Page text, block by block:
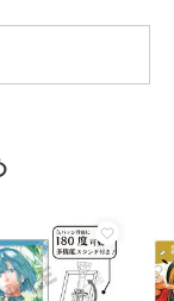
すればラフで最新
ムたっぷりのゆる
で長時間の着用に